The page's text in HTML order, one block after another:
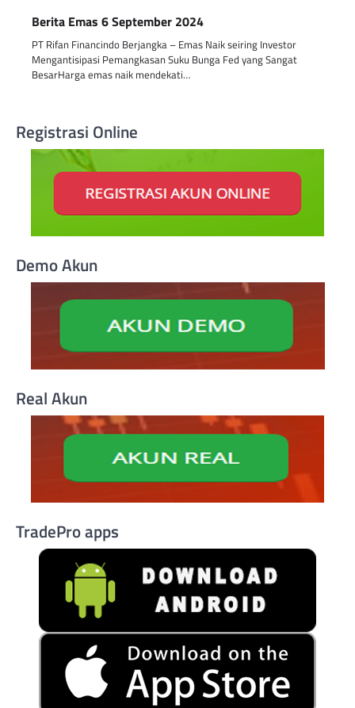
Berita Emas 6 September 2024
PT Rifan Financindo Berjangka – Emas Naik seiring Investor
Mengantisipasi Pemangkasan Suku Bunga Fed yang Sangat
BesarHarga emas naik mendekati…
Registrasi Online
Demo Akun
Real Akun
TradePro apps